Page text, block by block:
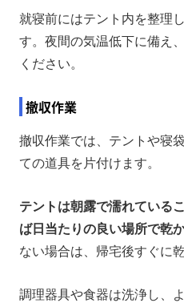
就寝前にはテント内を整理
す。夜間の気温低下に備え
ください。
撤収作業
撤収作業では、テントや寝
ての道具を片付けます。
テントは朝露で濡れている
ば日当たりの良い場所で乾
ない場合は、帰宅後すぐに
調理器具や食器は洗浄し、